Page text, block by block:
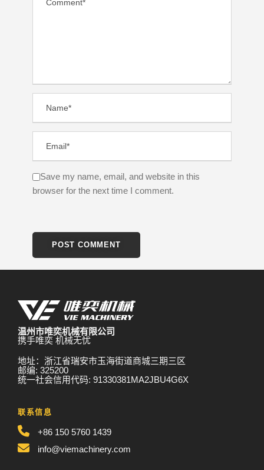
Save my name, email, and website in this
browser for the next time I comment.
温州市唯奕机械有限公司
携手唯奕 机械无忧
地址：浙江省瑞安市玉海街道商城三期三区
邮编: 325200
统一社会信用代码: 91330381MA2JBU4G6X
联系信息
+86 150 5760 1439
info@viemachinery.com